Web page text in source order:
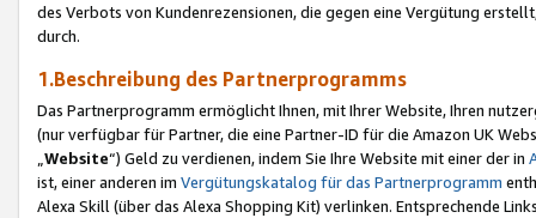
des Verbots von Kundenrezensionen, die gegen eine Vergütung
durch.
1.Beschreibung des Partnerprogramms
Das Partnerprogramm ermöglicht Ihnen, mit Ihrer Website, Ihren
(nur verfügbar für Partner, die eine Partner-ID für die Amazon UK
Website“) Geld zu verdienen, indem Sie Ihre Website mit einer der in
ist, einer anderen im Vergütungskatalog für das Partnerprogramm
Alexa Skill (über das Alexa Shopping Kit) verlinken. Entsprechende